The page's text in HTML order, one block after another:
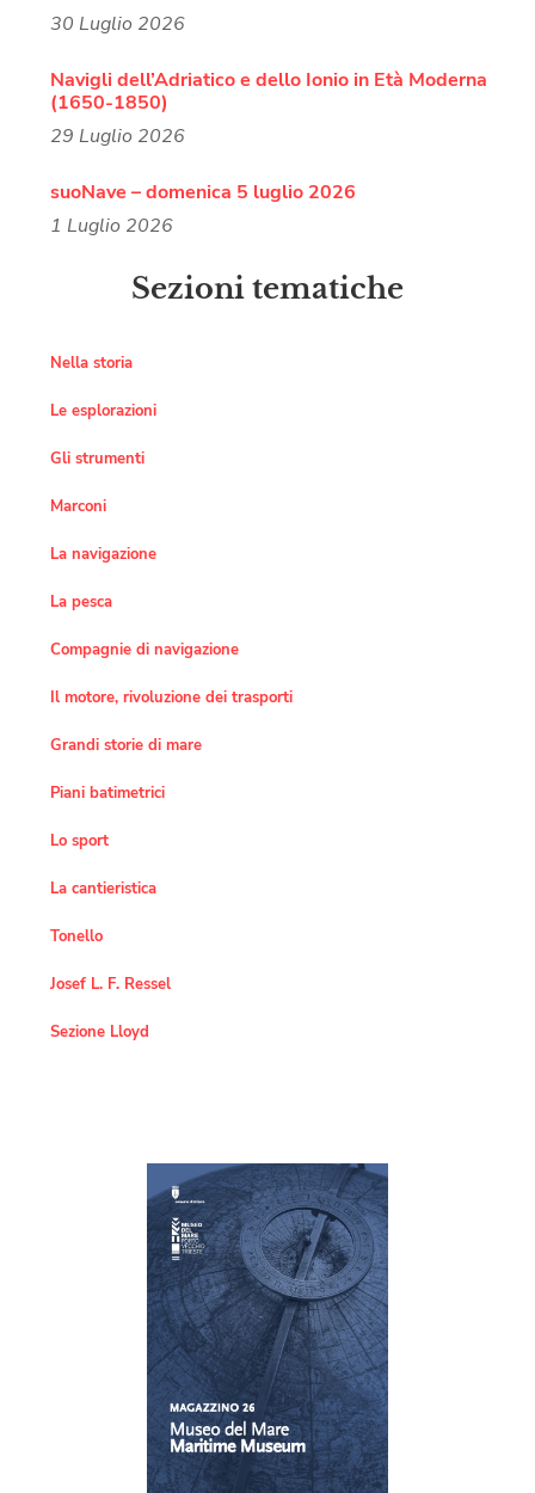
30 Luglio 2026
Navigli dell’Adriatico e dello Ionio in Età Moderna
(1650-1850)
29 Luglio 2026
suoNave – domenica 5 luglio 2026
1 Luglio 2026
Sezioni tematiche
Nella storia
Le esplorazioni
Gli strumenti
Marconi
La navigazione
La pesca
Compagnie di navigazione
Il motore, rivoluzione dei trasporti
Grandi storie di mare
Piani batimetrici
Lo sport
La cantieristica
Tonello
Josef L. F. Ressel
Sezione Lloyd